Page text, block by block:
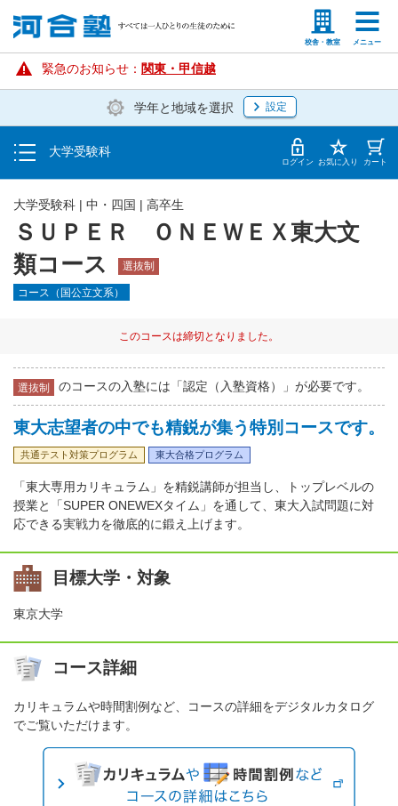
校舎・教室 メニュー
塾生の方 高等学校の先生
緊急のお知らせ： 関東・甲信越
学年と地域を選択 設定
大学受験科
校舎・寮
入塾説明会・個別相談
学費・入塾手続き方法
入塾から授業開始までのスケジュール ログイン お気に入り カート
ＳＵＰＥＲ ＯＮＥＷＥＸ東大文
類コース
選抜制
大学受験科 | 中・四国 | 高卒生
コース（国公立文系）
このコースは締切となりました。
選抜制 のコースの入塾には「認定（入塾資格）」が必要です。
東大志望者の中でも精鋭が集う特別コースです。
共通テスト対策プログラム 東大合格プログラム
「東大専用カリキュラム」を精鋭講師が担当し、トップレベルの
授業と「SUPER ONEWEXタイム」を通して、東大入試問題に対
応できる実戦力を徹底的に鍛え上げます。
目標大学・対象
東京大学
コース詳細
カリキュラムや時間割例など、コースの詳細をデジタルカタログ
でご覧いただけます。